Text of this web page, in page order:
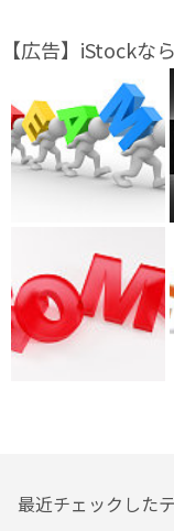
【広告】iStockな
最近チェックした